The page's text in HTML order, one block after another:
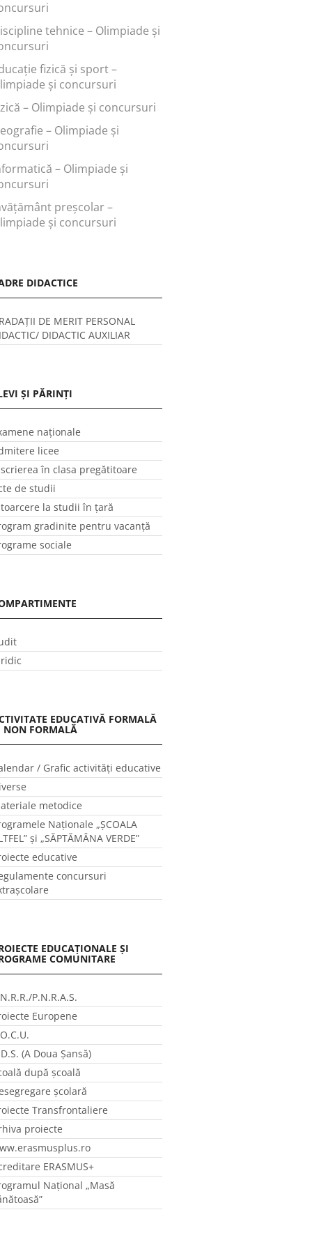
tehnice – Olimpiade și
fizică şi sport –
și concursuri
– Olimpiade și concursuri
– Olimpiade și
– Olimpiade și
preşcolar –
și concursuri
DIDACTICE
DE MERIT PERSONAL
DIDACTIC AUXILIAR
ȘI PĂRINȚI
naționale
licee
în clasa pregătitoare
de studii
la studii în ţară
gradinite pentru vacanţă
sociale
EDUCATIVĂ FORMALĂ
NON FORMALĂ
/ Grafic activităţi educative
metodice
Naţionale „ŞCOALA
și „SĂPTĂMÂNA VERDE”
educative
concursuri
EDUCAȚIONALE ȘI
COMUNITARE
P.N.R.A.S.
Europene
(A Doua Șansă)
după școală
școlară
Transfrontaliere
proiecte
ERASMUS+
Național „Masă